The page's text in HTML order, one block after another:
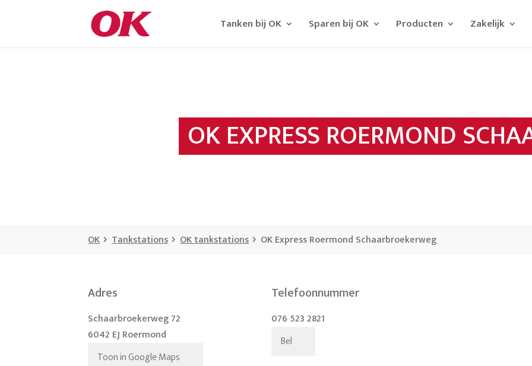
Tanken bij OK Sparen bij OK Producten Zakelijk
OK EXPRESS ROERMOND
OK Tankstations OK tankstations OK Express Roermond Schaarbroekerweg
Adres
Schaarbroekerweg 72
6042 EJ Roermond
Toon in Google Maps
Telefoonnummer
076 523 2821
Bel